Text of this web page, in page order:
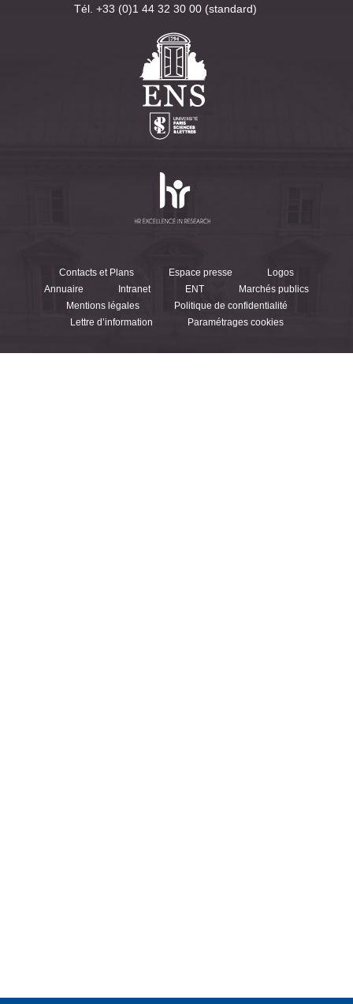
Tél. +33 (0)1 44 32 30 00 (standard)
Contacts et Plans Espace presse
Logos
Annuaire
Intranet ENT
Marchés publics
Mentions légales
Politique de confidentialité
Lettre d’information
Paramétrages cookies